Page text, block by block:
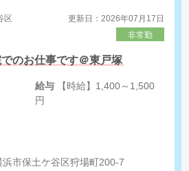
区
更新日：2026年07月17日
非常勤
のお仕事です＠東戸塚
給与
円
浜市保土ケ谷区狩場町200-7